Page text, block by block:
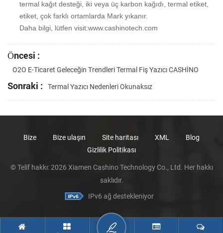
termal kağıt desteği, iki veya üç karbon kağıdı, termal etiket,
etiket, çok farklı ortamlarda Mark yıkanır.
Daha bilgi, lütfen visit:www.cashinotech.com
Öncesi :
O2O E-Ticaret Geleceğin Trendleri Termal Fiş Yazıcı CASHİNO
Sonraki : Termal Yazıcı Nedenleri Okunaksız
Bize Bize ulaşın Site haritası XML
Blog
Gizlilik Politikası
© Telif hakkı: 2026 Xiamen Cashino Technology Co., Ltd. Her hakkı
saklıdır.
IPv6 ağ destekleniyor